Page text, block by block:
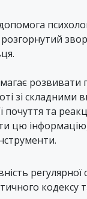
розвивати
зі складними
почуття та
цю інформацію,
кодексу